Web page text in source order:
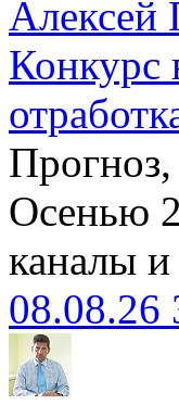
Алексей
Конкурс
Прогноз,
Осенью
каналы и
08.08.26